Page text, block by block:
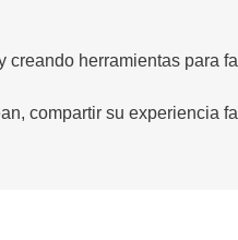
herramientas para
compartir su experiencia